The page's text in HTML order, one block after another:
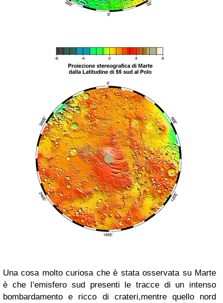
Una cosa molto curiosa che è stata osservata su Marte
è che l’emisfero sud presenti le tracce di un intenso
bombardamento e ricco di crateri,mentre quello nord